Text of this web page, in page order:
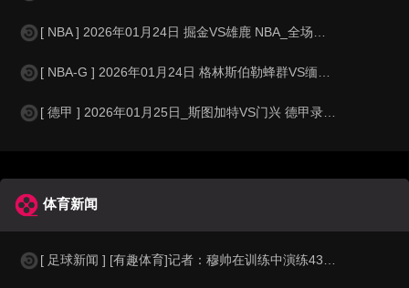
[ NBA ] 2026年01月24日 掘金VS雄鹿 NBA_全场录像【全场
[ NBA-G ] 2026年01月24日 格林斯伯勒蜂群VS缅因凯尔特人 NB
[ 德甲 ] 2026年01月25日_斯图加特VS门兴 德甲录像_全场录像
体育新闻
[ 足球新闻 ] [有趣体育]记者：穆帅在训练中演练433阵型，将在训练赛中对